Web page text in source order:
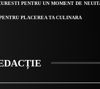
PENTRU UN MOMENT DE
PLACEREA TA CULINARA